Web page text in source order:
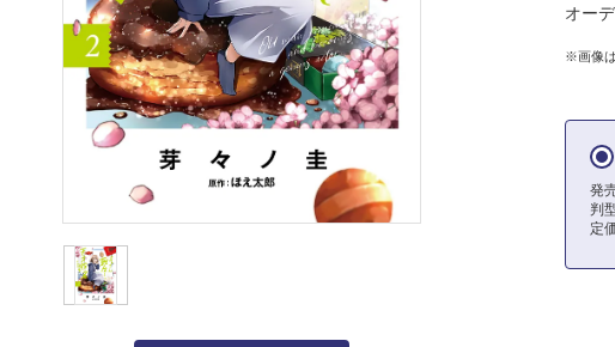
オー
※画像
発
判
定